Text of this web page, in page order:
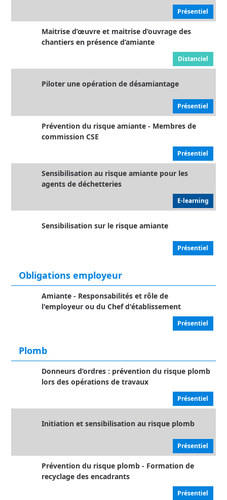
Présentiel
Maitrise d’œuvre et maitrise d’ouvrage des
chantiers en présence d’amiante
Distanciel
Piloter une opération de désamiantage
Présentiel
Prévention du risque amiante - Membres de
commission CSE
Présentiel
Sensibilisation au risque amiante pour les
agents de déchetteries
E-learning
Sensibilisation sur le risque amiante
Présentiel
Obligations employeur
Amiante - Responsabilités et rôle de
l'employeur ou du Chef d'établissement
Présentiel
Plomb
Donneurs d’ordres : prévention du risque plomb
lors des opérations de travaux
Présentiel
Initiation et sensibilisation au risque plomb
Présentiel
Prévention du risque plomb - Formation de
recyclage des encadrants
Présentiel